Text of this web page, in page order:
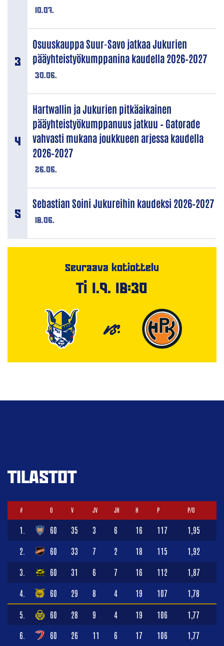
10.07.
30.06.
Osuuskauppa Suur-Savo jatkaa Jukurien
pääyhteistyökumppanina kaudella 2026–2027
26.06.
Hartwallin ja Jukurien pitkäaikainen
pääyhteistyökumppanuus jatkuu – Gatorade
vahvasti mukana joukkueen arjessa kaudella
2026–2027
18.06.
Sebastian Soini Jukureihin kaudeksi 2026–2027
Seuraava kotiottelu
Ti 1.9. 18:30
VS.
TILASTOT
# O V JV JH H P P/O
1. 60 35 3 6 16 117 1,95
2. 60 33 7 2 18 115 1,92
3. 60 31 6 7 16 112 1,87
4. 60 29 8 4 19 107 1,78
5. 60 28 9 4 19 106 1,77
6. 60 26 11 6 17 106 1,77